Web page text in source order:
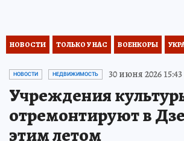
НОВОСТИ ТОЛЬКО У НАС ВОЕНКОРЫ
НОВОСТИ НЕДВИЖИМОСТЬ 30 июня 2026 15:43
Учреждения
отремонтируют в
этим летом